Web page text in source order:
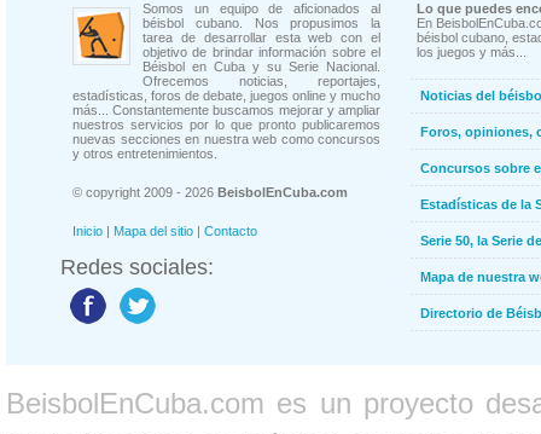
Somos un equipo de aficionados al
béisbol cubano. Nos propusimos la
tarea de desarrollar esta web con el
objetivo de brindar información sobre el
Béisbol en Cuba y su Serie Nacional.
Ofrecemos noticias, reportajes,
estadísticas, foros de debate, juegos online y mucho
más... Constantemente buscamos mejorar y ampliar
nuestros servicios por lo que pronto publicaremos
nuevas secciones en nuestra web como concursos
y otros entretenimientos.
© copyright 2009 - 2026 BeisbolEnCuba.com
Inicio | Mapa del sitio | Contacto
Redes sociales:
Lo que puedes
En
béisbol cubano,
los juegos y más...
Noticias del
Foros, opiniones,
Concursos sobre
Estadísticas de la
Serie 50, la Serie
Mapa de nuestra
Directorio de
BeisbolEnCuba.com es un proyecto